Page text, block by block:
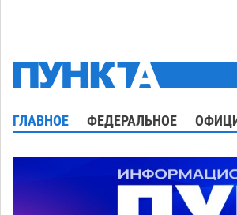
ГЛАВНОЕ ФЕДЕРАЛЬНОЕ